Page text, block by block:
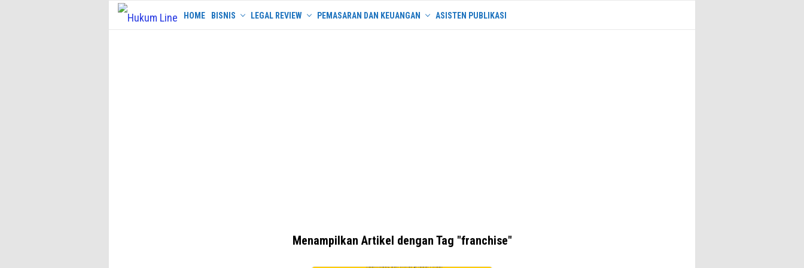
Skip
HOME BISNIS LEGAL REVIEW PEMASARAN DAN KEUANGAN ASISTEN PUBLIKASI
Menampilkan Artikel dengan Tag "franchise"